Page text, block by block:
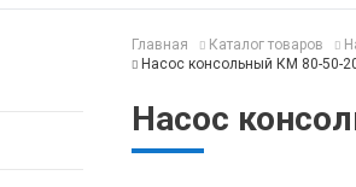
Главная Каталог товаров
Насос консольный КМ 80-50-
Насос